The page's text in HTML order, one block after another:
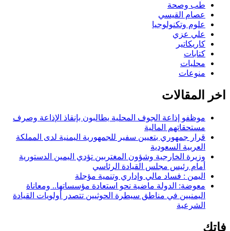
طب وصحة
عصام القيسي
علوم وتكنولوجيا
علي عزي
كاريكاتير
كتابات
محليات
منوعات
اخر المقالات
موظفو إذاعة الجوف المحلية يطالبون بإنقاذ الإذاعة وصرف
مستحقاتهم المالية
قرار جمهوري بتعيين سفير للجمهورية اليمنية لدى المملكة
العربية السعودية
وزيرة الخارجية وشؤون المغتربين تؤدي اليمين الدستورية
أمام رئيس مجلس القيادة الرئاسي
اليمن : فساد مالي وإداري وتنمية مؤجلة
معوضة: الدولة ماضية نحو استعادة مؤسساتها.. ومعاناة
اليمنيين في مناطق سيطرة الحوثيين تتصدر أولويات القيادة
الشرعية
فاتك